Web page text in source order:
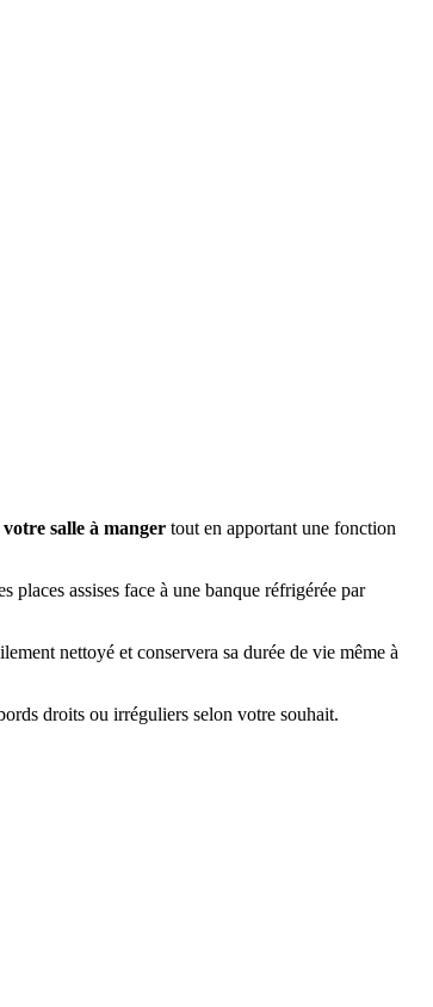
salle à manger tout en apportant une fonction
places assises face à une banque réfrigérée par
nettoyé et conservera sa durée de vie même à
droits ou irréguliers selon votre souhait.